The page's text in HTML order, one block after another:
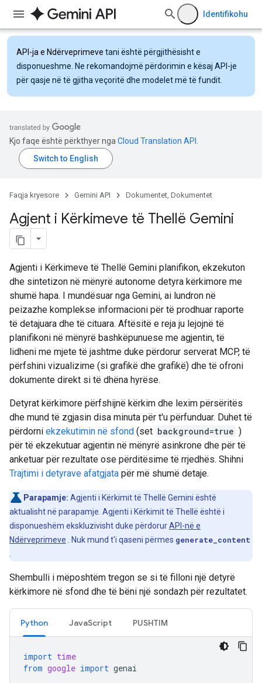
Identifikohu
API-ja e Ndërveprimeve tani është përgjithësisht e
disponueshme. Ne rekomandojmë përdorimin e kësaj API-je
për qasje në të gjitha veçoritë dhe modelet më të fundit.
Kjo faqe është përkthyer nga Cloud Translation API
Faqja kryesore Gemini API Dokumentet, Dokumentet
Agjent i Kërkimeve të Thellë Gemini
Agjenti i Kërkimeve të Thellë Gemini planifikon, ekzekuton
dhe sintetizon në mënyrë autonome detyra kërkimore me
shumë hapa. I mundësuar nga Gemini, ai lundron në
peizazhe komplekse informacioni për të prodhuar raporte
të detajuara dhe të cituara. Aftësitë e reja ju lejojnë të
planifikoni në mënyrë bashkëpunuese me agjentin, të
lidheni me mjete të jashtme duke përdorur serverat MCP, të
përfshini vizualizime (si grafikë dhe grafikë) dhe të ofroni
dokumente direkt si të dhëna hyrëse.
Detyrat kërkimore përfshijnë kërkim dhe lexim përsëritës
dhe mund të zgjasin disa minuta për t'u përfunduar. Duhet të
përdorni ekzekutimin në sfond (set background=true )
për të ekzekutuar agjentin në mënyrë asinkrone dhe për të
anketuar për rezultate ose përditësime të rrjedhës. Shihni
Trajtimi i detyrave afatgjata për më shumë detaje.
Parapamje: Agjenti i Kërkimit të Thellë Gemini është
aktualisht në parapamje. Agjenti i Kërkimit të Thellë është i
disponueshëm ekskluzivisht duke përdorurAPI-në e
Ndërveprimeve . Nuk mund t'i qaseni përmes generate_content
Shembulli i mëposhtëm tregon se si të filloni një detyrë
kërkimore në sfond dhe të bëni një sondazh për rezultatet.
Python JavaScript PUSHTIM
import time
from google import genai